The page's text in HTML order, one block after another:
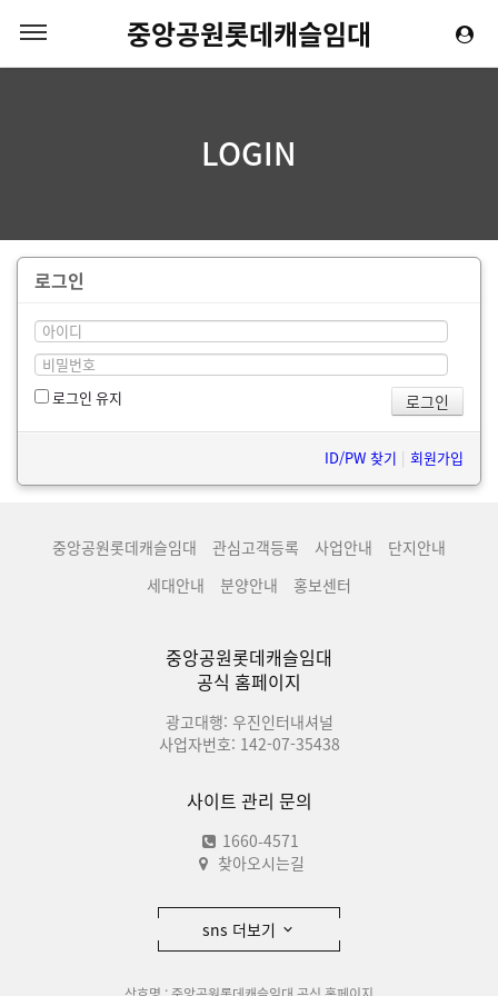
중앙공원롯데캐슬임대
LOGIN
로그인
로그인 유지
ID/PW 찾기 | 회원가입
중앙공원롯데캐슬임대 관심고객등록 사업안내
단지안내
세대안내
분양안내 홍보센터
중앙공원롯데캐슬임대
공식 홈페이지
광고대행: 우진인터내셔널
사업자번호: 142-07-35438
사이트 관리 문의
1660-4571
찾아오시는길
sns 더보기